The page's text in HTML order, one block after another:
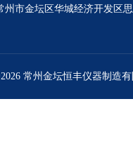
州市金坛区华城经济开发区
常州金坛恒丰仪器制造